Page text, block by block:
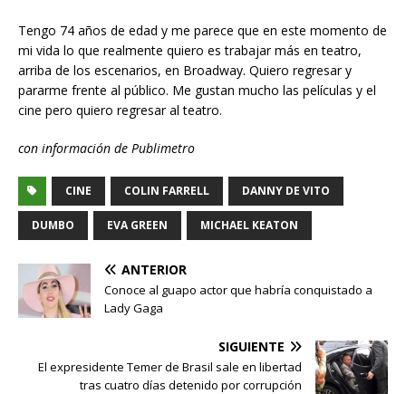
Tengo 74 años de edad y me parece que en este momento de
mi vida lo que realmente quiero es trabajar más en teatro,
arriba de los escenarios, en Broadway. Quiero regresar y
pararme frente al público. Me gustan mucho las películas y el
cine pero quiero regresar al teatro.
con información de Publimetro
CINE COLIN FARRELL DANNY DE VITO
DUMBO EVA GREEN MICHAEL KEATON
ANTERIOR
Conoce al guapo actor que habría conquistado a
Lady Gaga
SIGUIENTE
El expresidente Temer de Brasil sale en libertad
tras cuatro días detenido por corrupción